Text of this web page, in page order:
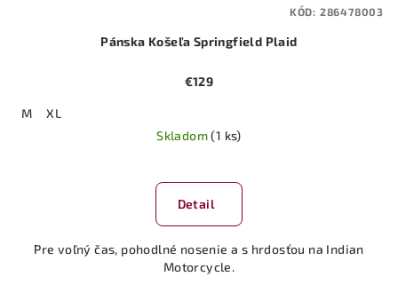
Pánska Košeľa Springfield Plaid
€129
M
XL
Skladom(1 ks)
hodnotenie
produktu
z
5
Detail
Pre voľný čas, pohodlné nosenie a s hrdosťou na Indian
Motorcycle.
KÓD: 286478003